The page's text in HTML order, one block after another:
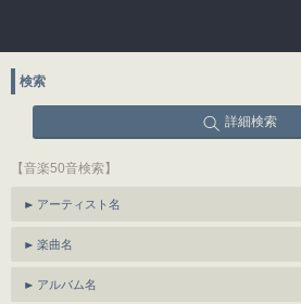
検索
詳細検索
【音楽50音検索】
アーティスト名
楽曲名
アルバム名